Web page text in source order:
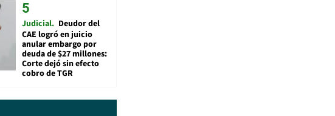
Judicial Deudor del
CAE logró en juicio
anular embargo por
deuda de $27 millones:
Corte dejó sin efecto
cobro de TGR